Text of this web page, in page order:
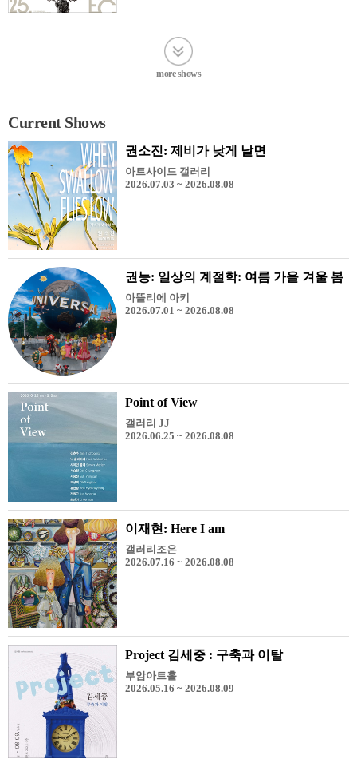
more shows
Current Shows
권소진: 제비가 낮게 날면
아트사이드 갤러리
2026.07.03 ~ 2026.08.08
권능: 일상의 계절학: 여름 가을 겨울 봄
아뜰리에 아키
2026.07.01 ~ 2026.08.08
Point of View
갤러리 JJ
2026.06.25 ~ 2026.08.08
이재현: Here I am
갤러리조은
2026.07.16 ~ 2026.08.08
Project 김세중 : 구축과 이탈
부암아트홀
2026.05.16 ~ 2026.08.09